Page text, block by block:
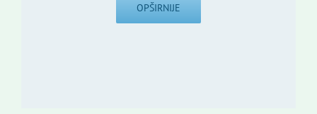
OPŠIRNIJE